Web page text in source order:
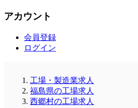
アカウント
会員登録
ログイン
工場・製造業求人
福島県の工場求人
西郷村の工場求人